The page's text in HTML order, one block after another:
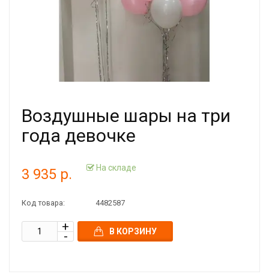
Воздушные шары на три
года девочке
3 935 р. На складе
Код товара: 4482587
В КОРЗИНУ